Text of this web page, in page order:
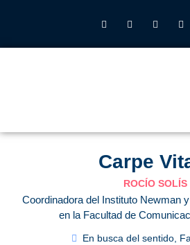
Carpe
ROCÍO SOLÍS
Coordinadora del Instituto Newman
en la Facultad de
En busca del sentido,